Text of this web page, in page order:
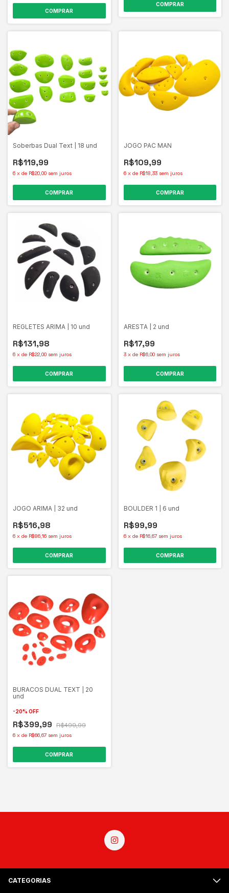
COMPRAR
COMPRAR
Soberbas Dual Text | 18 und
R$119,99
6 x de R$20,00 sem juros
COMPRAR
JOGO PAC MAN
R$109,99
6 x de R$18,33 sem juros
COMPRAR
REGLETES ARIMA | 10 und
R$131,98
6 x de R$22,00 sem juros
COMPRAR
ARESTA | 2 und
R$17,99
3 x de R$6,00 sem juros
COMPRAR
JOGO ARIMA | 32 und
R$516,98
6 x de R$86,16 sem juros
COMPRAR
BOULDER 1 | 6 und
R$99,99
6 x de R$16,67 sem juros
COMPRAR
BURACOS DUAL TEXT | 20
und
-20% OFF
R$399,99 R$499,99
6 x de R$66,67 sem juros
COMPRAR
CATEGORIAS